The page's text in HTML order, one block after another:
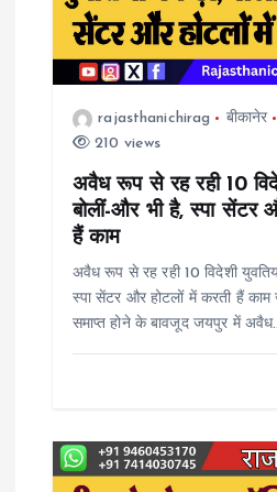
a
rajasthanichirag बीकानेर
210 views
अवैध रूप से रह रही 10
बोलीं-और भी है, स्पा सेंटर
हैं काम
अवैध रूप से रह रही 10 विदेशी
स्पा सेंटर और होटलों में करती हैं
समाप्त होने के बावजूद जयपुर में